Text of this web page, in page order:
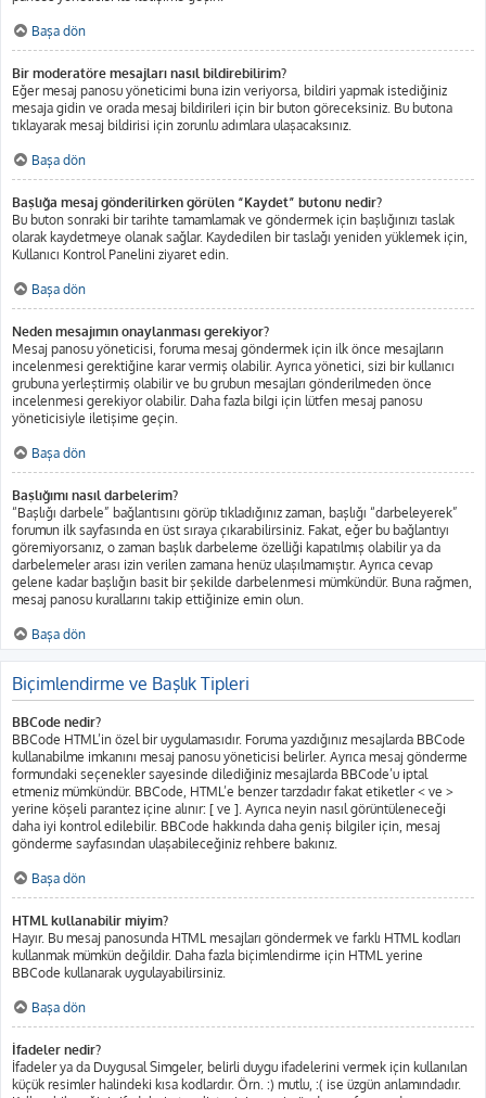
Başa dön
Bir moderatöre mesajları nasıl bildirebilirim?
Eğer mesaj panosu yöneticimi buna izin veriyorsa, bildiri yapmak istediğiniz
mesaja gidin ve orada mesaj bildirileri için bir buton göreceksiniz. Bu butona
tıklayarak mesaj bildirisi için zorunlu adımlara ulaşacaksınız.
Başa dön
Başlığa mesaj gönderilirken görülen “Kaydet” butonu nedir?
Bu buton sonraki bir tarihte tamamlamak ve göndermek için başlığınızı taslak
olarak kaydetmeye olanak sağlar. Kaydedilen bir taslağı yeniden yüklemek için,
Kullanıcı Kontrol Panelini ziyaret edin.
Başa dön
Neden mesajımın onaylanması gerekiyor?
Mesaj panosu yöneticisi, foruma mesaj göndermek için ilk önce mesajların
incelenmesi gerektiğine karar vermiş olabilir. Ayrıca yönetici, sizi bir kullanıcı
grubuna yerleştirmiş olabilir ve bu grubun mesajları gönderilmeden önce
incelenmesi gerekiyor olabilir. Daha fazla bilgi için lütfen mesaj panosu
yöneticisiyle iletişime geçin.
Başa dön
Başlığımı nasıl darbelerim?
“Başlığı darbele” bağlantısını görüp tıkladığınız zaman, başlığı “darbeleyerek”
forumun ilk sayfasında en üst sıraya çıkarabilirsiniz. Fakat, eğer bu bağlantıyı
göremiyorsanız, o zaman başlık darbeleme özelliği kapatılmış olabilir ya da
darbelemeler arası izin verilen zamana henüz ulaşılmamıştır. Ayrıca cevap
gelene kadar başlığın basit bir şekilde darbelenmesi mümkündür. Buna rağmen,
mesaj panosu kurallarını takip ettiğinize emin olun.
Başa dön
Biçimlendirme ve Başlık Tipleri
BBCode nedir?
BBCode HTML’in özel bir uygulamasıdır. Foruma yazdığınız mesajlarda BBCode
kullanabilme imkanını mesaj panosu yöneticisi belirler. Ayrıca mesaj gönderme
formundaki seçenekler sayesinde dilediğiniz mesajlarda BBCode’u iptal
etmeniz mümkündür. BBCode, HTML’e benzer tarzdadır fakat etiketler < ve >
yerine köşeli parantez içine alınır: [ ve ]. Ayrıca neyin nasıl görüntüleneceği
daha iyi kontrol edilebilir. BBCode hakkında daha geniş bilgiler için, mesaj
gönderme sayfasından ulaşabileceğiniz rehbere bakınız.
Başa dön
HTML kullanabilir miyim?
Hayır. Bu mesaj panosunda HTML mesajları göndermek ve farklı HTML kodları
kullanmak mümkün değildir. Daha fazla biçimlendirme için HTML yerine
BBCode kullanarak uygulayabilirsiniz.
Başa dön
İfadeler nedir?
İfadeler ya da Duygusal Simgeler, belirli duygu ifadelerini vermek için kullanılan
küçük resimler halindeki kısa kodlardır. Örn. :) mutlu, :( ise üzgün anlamındadır.